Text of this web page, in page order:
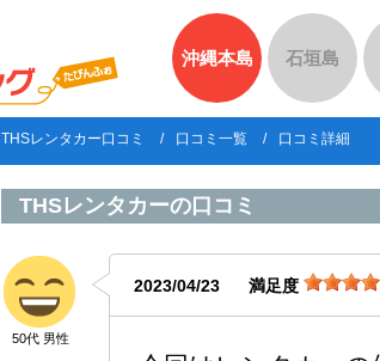
沖縄本島 石垣島
THSレンタカー口コミ 口コミ一覧 口コミ詳細
THSレンタカーの口コミ
50代 男性
2023/04/23 満足度